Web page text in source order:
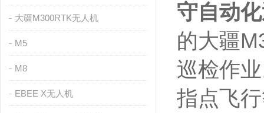
大疆M300RTK无人机
M5
M8
EBEE X无人机
守自动
的大疆
巡检作
指点飞